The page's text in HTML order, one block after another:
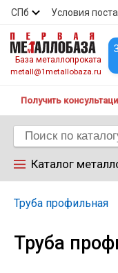
СПб Условия
Скидки Прайс
База металлопроката
metall@1metallobaza.ru
Получить
Каталог
Арматура
Труба
Труба профильная
Труба